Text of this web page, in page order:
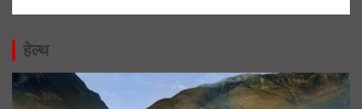
हेल्थ